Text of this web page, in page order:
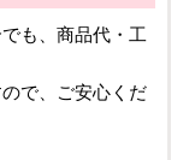
も、商品代・工
で、ご安心くだ